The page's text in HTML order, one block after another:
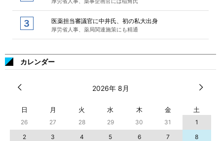
医薬担当審議官に中井氏、初の私大出身
厚労省人事、薬局関連施策にも精通
カレンダー
2026年 8月
日 月 火 水 木 金 土
26 27 28 29 30 31
1
2
3 4 5 6 7
8